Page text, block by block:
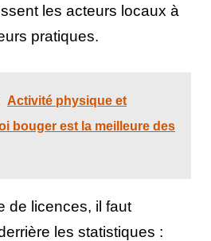
les acteurs locaux à
pratiques.
Activité physique et
bouger est la meilleure des
de licences, il faut
les statistiques :